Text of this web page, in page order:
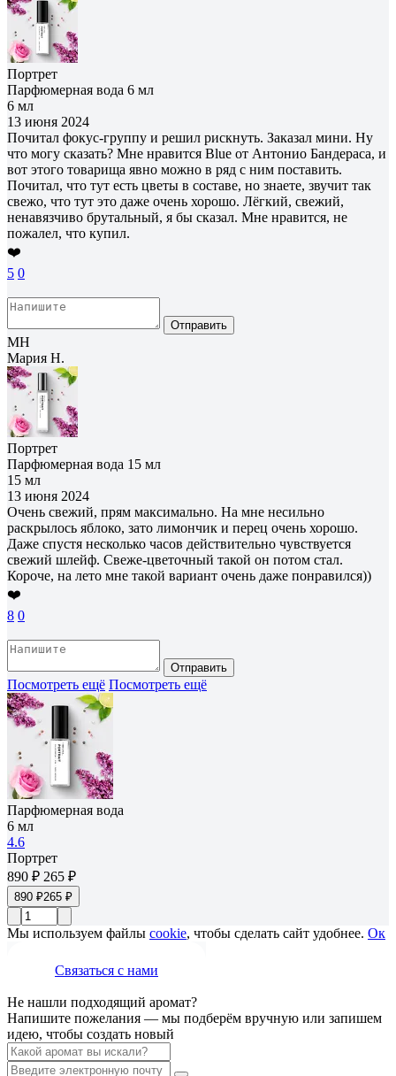
Портрет
Парфюмерная вода 6 мл
6 мл
13 июня 2024
Почитал фокус-группу и решил рискнуть. Заказал мини. Ну
что могу сказать? Мне нравится Blue от Антонио Бандераса, и
вот этого товарища явно можно в ряд с ним поставить.
Почитал, что тут есть цветы в составе, но знаете, звучит так
свежо, что тут это даже очень хорошо. Лёгкий, свежий,
ненавязчиво брутальный, я бы сказал. Мне нравится, не
пожалел, что купил.
❤️
5 0
Отправить
МН
Мария Н.
Портрет
Парфюмерная вода 15 мл
15 мл
13 июня 2024
Очень свежий, прям максимально. На мне несильно
раскрылось яблоко, зато лимончик и перец очень хорошо.
Даже спустя несколько часов действительно чувствуется
свежий шлейф. Свеже-цветочный такой он потом стал.
Короче, на лето мне такой вариант очень даже понравился))
❤️
8 0
Отправить
Посмотреть ещё Посмотреть ещё
Парфюмерная вода
6 мл
4.6
Портрет
890 ₽ 265 ₽
890 ₽265 ₽
Мы используем файлы cookie, чтобы сделать сайт удобнее. Ок
Связаться с нами
Не нашли подходящий аромат?
Напишите пожелания — мы подберём вручную или запишем
идею, чтобы создать новый